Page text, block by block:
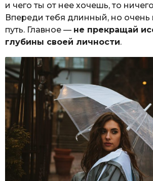
и чего ты от нее хочешь, то
Впереди тебя длинный, но очень
путь. Главное — не прекращай
глубины своей личности.